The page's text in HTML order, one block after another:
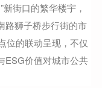
街口的繁华楼宇，
路狮子桥步行街的市
位的联动呈现，不仅
ESG价值对城市公共